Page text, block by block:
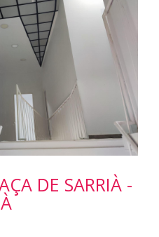
DE SARRIÀ -